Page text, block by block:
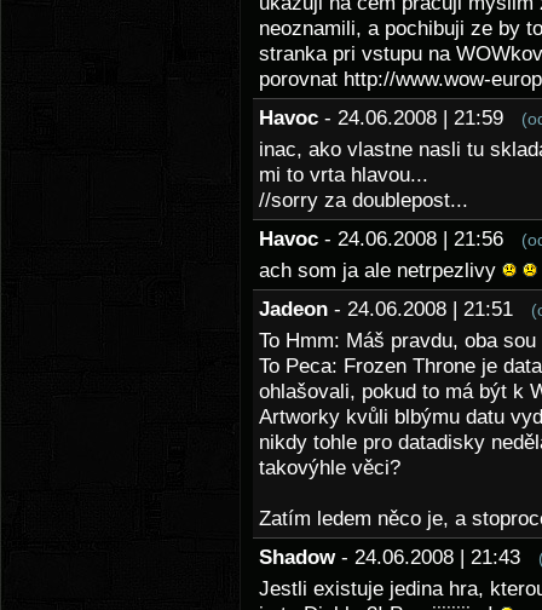
neoznamili, a pochibuji ze by
stranka pri vstupu na
porovnat http://www.wow-
Havoc - 24.06.2008 | 21:59
inac, ako vlastne nasli tu
mi to vrta hlavou...
//sorry za doublepost...
Havoc - 24.06.2008 | 21:56
ach som ja ale netrpezlivy
Jadeon - 24.06.2008 | 21:51
To Hmm: Máš pravdu, oba
To Peca: Frozen Throne je
ohlašovali, pokud to má být k
Artworky kvůli blbýmu datu
nikdy tohle pro datadisky
takovýhle věci?
Zatím ledem něco je, a
Shadow - 24.06.2008 | 21:43
Jestli existuje jedina hra,